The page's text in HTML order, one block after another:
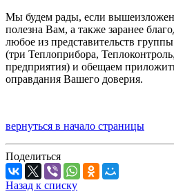
Мы будем рады, если
полезна Вам, а также заранее
любое из представительств
(три Теплоприбора,
предприятия) и обещаем
оправдания Вашего доверия.
вернуться в начало страницы
Поделиться
Назад к списку